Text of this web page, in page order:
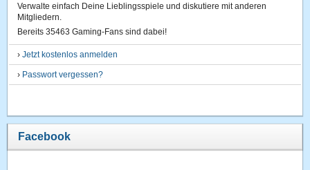
Verwalte einfach Deine Lieblingsspiele und diskutiere mit anderen
Mitgliedern.
Bereits 35463 Gaming-Fans sind dabei!
›Jetzt kostenlos anmelden
› Passwort vergessen?
Facebook